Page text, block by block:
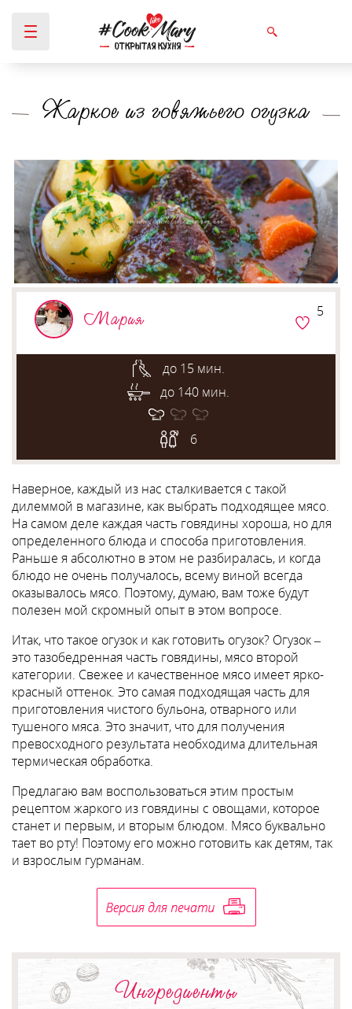
Вы здесь
Жаркое из говяжьего огузка
Мария
до 15 мин.
до 140 мин.
6
5
Наверное, каждый из нас сталкивается с такой
дилеммой в магазине, как выбрать подходящее мясо.
На самом деле каждая часть говядины хороша, но для
определенного блюда и способа приготовления.
Раньше я абсолютно в этом не разбиралась, и когда
блюдо не очень получалось, всему виной всегда
оказывалось мясо. Поэтому, думаю, вам тоже будут
полезен мой скромный опыт в этом вопросе.
Итак, что такое огузок и как готовить огузок? Огузок –
это тазобедренная часть говядины, мясо второй
категории. Свежее и качественное мясо имеет ярко-
красный оттенок. Это самая подходящая часть для
приготовления чистого бульона, отварного или
тушеного мяса. Это значит, что для получения
превосходного результата необходима длительная
термическая обработка.
Предлагаю вам воспользоваться этим простым
рецептом жаркого из говядины с овощами, которое
станет и первым, и вторым блюдом. Мясо буквально
тает во рту! Поэтому его можно готовить как детям, так
и взрослым гурманам.
Ингредиенты